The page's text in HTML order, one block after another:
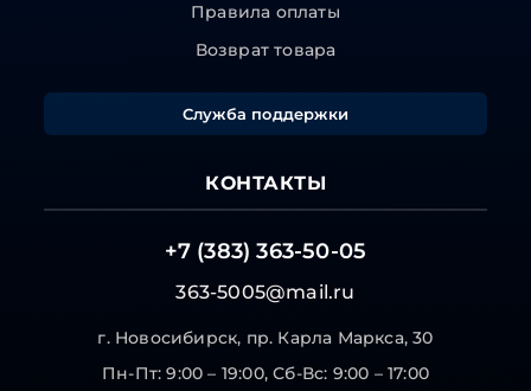
Правила оплаты
Возврат товара
Служба поддержки
КОНТАКТЫ
+7 (383) 363-50-05
363-5005@mail.ru
г. Новосибирск, пр. Карла Маркса, 30
Пн-Пт: 9:00 – 19:00, Сб-Вс: 9:00 – 17:00